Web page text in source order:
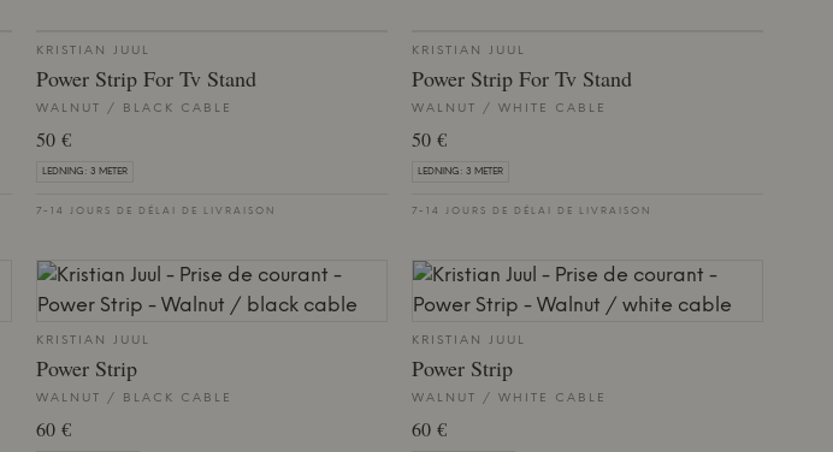
KRISTIAN JUUL
Power Strip For Tv Stand
WALNUT / BLACK CABLE
50 €
LEDNING: 3 METER
7-14 JOURS DE DÉLAI DE LIVRAISON
KRISTIAN JUUL
Power Strip For Tv Stand
WALNUT / WHITE CABLE
50 €
LEDNING: 3 METER
7-14 JOURS DE DÉLAI DE LIVRAISON
KRISTIAN JUUL
Power Strip
WALNUT / BLACK CABLE
60 €
KRISTIAN JUUL
Power Strip
WALNUT / WHITE CABLE
60 €